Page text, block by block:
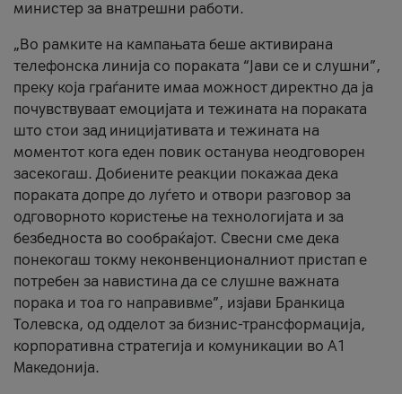
министер за внатрешни работи.
„Во рамките на кампањата беше активирана
телефонска линија со пораката “Јави се и слушни”,
преку која граѓаните имаа можност директно да ја
почувствуваат емоцијата и тежината на пораката
што стои зад иницијативата и тежината на
моментот кога еден повик останува неодговорен
засекогаш. Добиените реакции покажаа дека
пораката допре до луѓето и отвори разговор за
одговорното користење на технологијата и за
безбедноста во сообраќајот. Свесни сме дека
понекогаш токму неконвенционалниот пристап е
потребен за навистина да се слушне важната
порака и тоа го направивме”, изјави Бранкица
Толевска, од одделот за бизнис-трансформација,
корпоративна стратегија и комуникации во А1
Македонија.